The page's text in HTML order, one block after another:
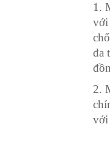
1.
với
đa
2.
với